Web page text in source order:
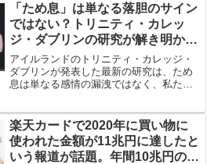
菜をふんだんに使い、少しの練り物で工
夫を凝らしたおでんを作るのも、現代の
知恵かもしれません。
「ため息」は単なる落胆のサイン
ではない？トリニティ・カレッ
ジ・ダブリンの研究が解き明かす
呼吸と脳の意外なリセット・メカ
ニズム
アイルランドのトリニティ・カレッジ・
ダブリンが発表した最新の研究は、ため
息は単なる感情の漏洩ではなく、私たち
ある可能性が浮上したのです。私たちの
身体が密かに行っている「復旧作業」の
正体を解き明かしていきましょう。
楽天カードで2020年に買い物に
使われた金額が11兆円に達したと
いう報道が話題。年間10兆円の大